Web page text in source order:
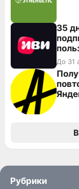
35
До 31
Рубрики